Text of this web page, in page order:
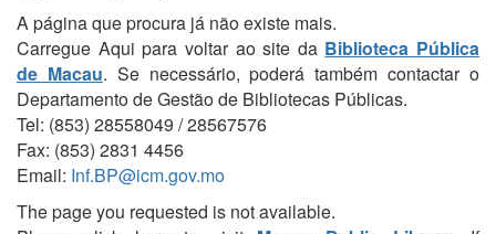
A página que procura já não existe mais.
Carregue Aqui para voltar ao site da Biblioteca Pública
de Macau. Se necessário, poderá também contactar o
Departamento de Gestão de Bibliotecas Públicas.
Tel: (853) 28558049 / 28567576
Fax: (853) 2831 4456
Email: Inf.BP@icm.gov.mo
The page you requested is not available.